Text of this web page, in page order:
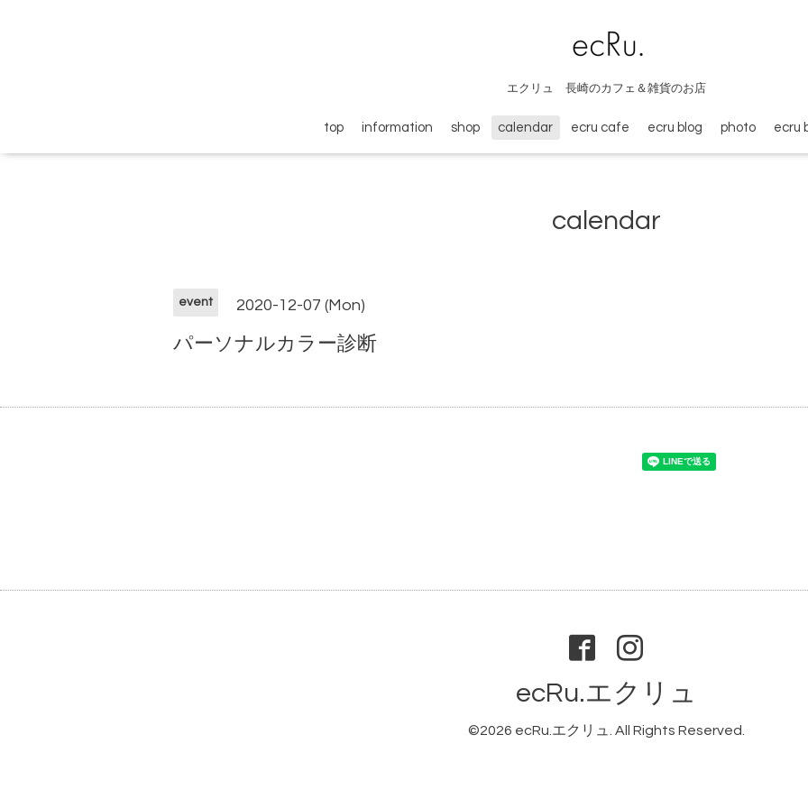
エクリュ 長崎のカフェ＆雑貨のお店
top information shop calendar ecru cafe ecru blog photo ecru
calendar
event 2020-12-07 (Mon)
パーソナルカラー診断
ecRu.エクリュ
©2026 ecRu.エクリュ . All Rights Reserved.